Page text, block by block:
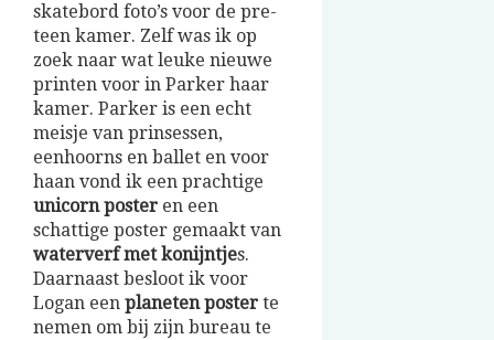
skatebord foto’s voor de pre-
teen kamer. Zelf was ik op
zoek naar wat leuke nieuwe
printen voor in Parker haar
kamer. Parker is een echt
meisje van prinsessen,
eenhoorns en ballet en voor
haan vond ik een prachtige
unicorn poster en een
schattige poster gemaakt van
waterverf met konijntjes.
Daarnaast besloot ik voor
Logan een planeten poster te
nemen om bij zijn bureau te